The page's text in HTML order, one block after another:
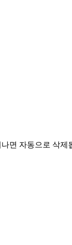
면 자동으로 삭제